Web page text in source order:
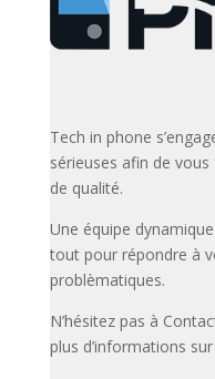
Tech in phone
sérieuses afin de
de qualité.
Une équipe
tout pour répondre à
problèmatiques.
N’hésitez pas à
plus d’informations